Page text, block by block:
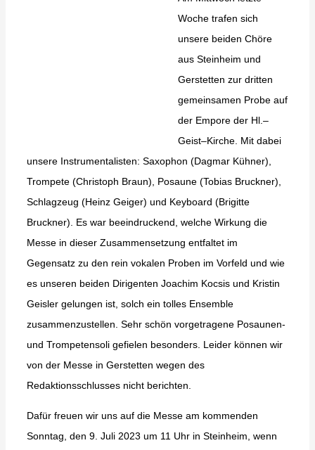
Woche trafen sich
unsere beiden Chöre
aus Steinheim und
Gerstetten zur dritten
gemeinsamen Probe auf
der Empore der Hl.–
Geist–Kirche. Mit dabei
unsere Instrumentalisten: Saxophon (Dagmar Kühner),
Trompete (Christoph Braun), Posaune (Tobias Bruckner),
Schlagzeug (Heinz Geiger) und Keyboard (Brigitte
Bruckner). Es war beeindruckend, welche Wirkung die
Messe in dieser Zusammensetzung entfaltet im
Gegensatz zu den rein vokalen Proben im Vorfeld und wie
es unseren beiden Dirigenten Joachim Kocsis und Kristin
Geisler gelungen ist, solch ein tolles Ensemble
zusammenzustellen. Sehr schön vorgetragene Posaunen-
und Trompetensoli gefielen besonders. Leider können wir
von der Messe in Gerstetten wegen des
Redaktionsschlusses nicht berichten.
Dafür freuen wir uns auf die Messe am kommenden
Sonntag, den 9. Juli 2023 um 11 Uhr in Steinheim, wenn